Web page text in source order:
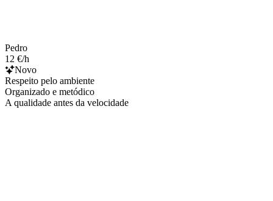
Pedro
12 €/h
Novo
Respeito pelo ambiente
Organizado e metódico
A qualidade antes da velocidade